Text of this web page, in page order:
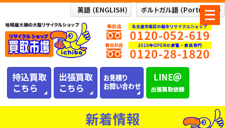
メ
ニ
ュ
ー
新着情報